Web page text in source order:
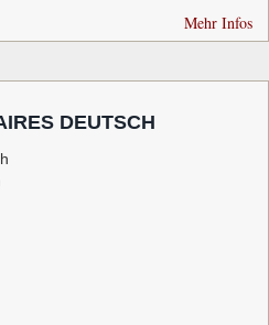
Mehr Infos
DEUTSCH